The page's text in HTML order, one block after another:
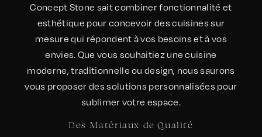
Concept Stone sait combiner fonctionnalité et
esthétique pour concevoir des cuisines sur
mesure qui répondent à vos besoins et à vos
envies. Que vous souhaitiez une cuisine
moderne, traditionnelle ou design, nous saurons
vous proposer des solutions personnalisées pour
sublimer votre espace.
Des Matériaux de Qualité